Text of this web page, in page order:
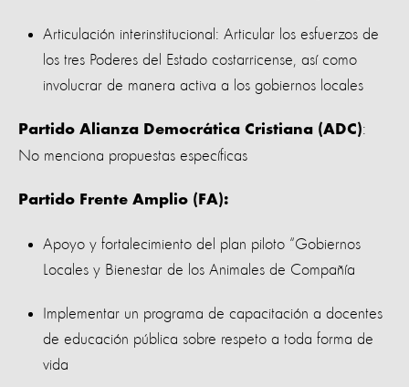
Articulación interinstitucional: Articular los esfuerzos de
los tres Poderes del Estado costarricense, así como
involucrar de manera activa a los gobiernos locales
Partido Alianza Democrática Cristiana (ADC):
No menciona propuestas específicas
Partido Frente Amplio (FA):
Apoyo y fortalecimiento del plan piloto “Gobiernos
Locales y Bienestar de los Animales de Compañía
Implementar un programa de capacitación a docentes
de educación pública sobre respeto a toda forma de
vida